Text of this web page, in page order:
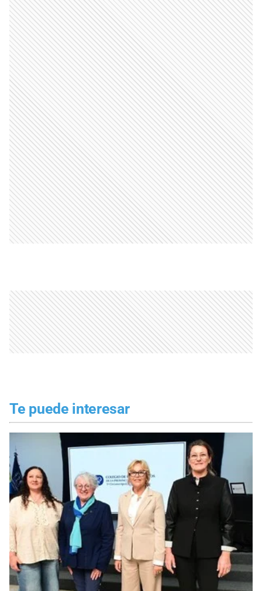
Te puede interesar